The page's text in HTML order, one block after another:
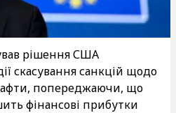
рішення США
скасування санкцій щодо
попереджаючи, що
фінансові прибутки